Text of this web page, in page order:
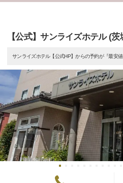
【公式】サンライズホテル (
サンライズホテル【公式HP】からの予約が『最安